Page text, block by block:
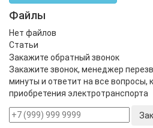
Файлы
Нет файлов
Статьи
Закажите обратный звонок
Закажите звонок, менеджер
минуты и ответит на все вопросы,
приобретения электротранспорта